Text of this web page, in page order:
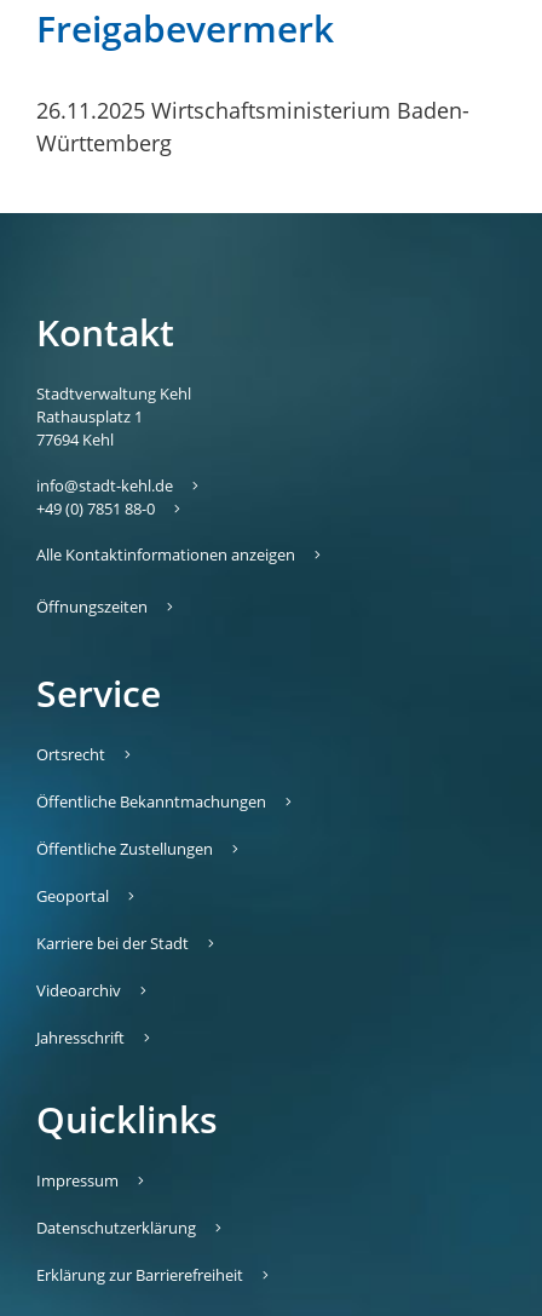
Freigabevermerk
26.11.2025 Wirtschaftsministerium Baden-
Württemberg
Kontakt
Stadtverwaltung Kehl
Rathausplatz 1
77694 Kehl
info@stadt-kehl.de
+49 (0) 7851 88-0
Alle Kontaktinformationen anzeigen
Öffnungszeiten
Service
Ortsrecht
Öffentliche Bekanntmachungen
Öffentliche Zustellungen
Geoportal
Karriere bei der Stadt
Videoarchiv
Jahresschrift
Quicklinks
Impressum
Datenschutzerklärung
Erklärung zur Barrierefreiheit